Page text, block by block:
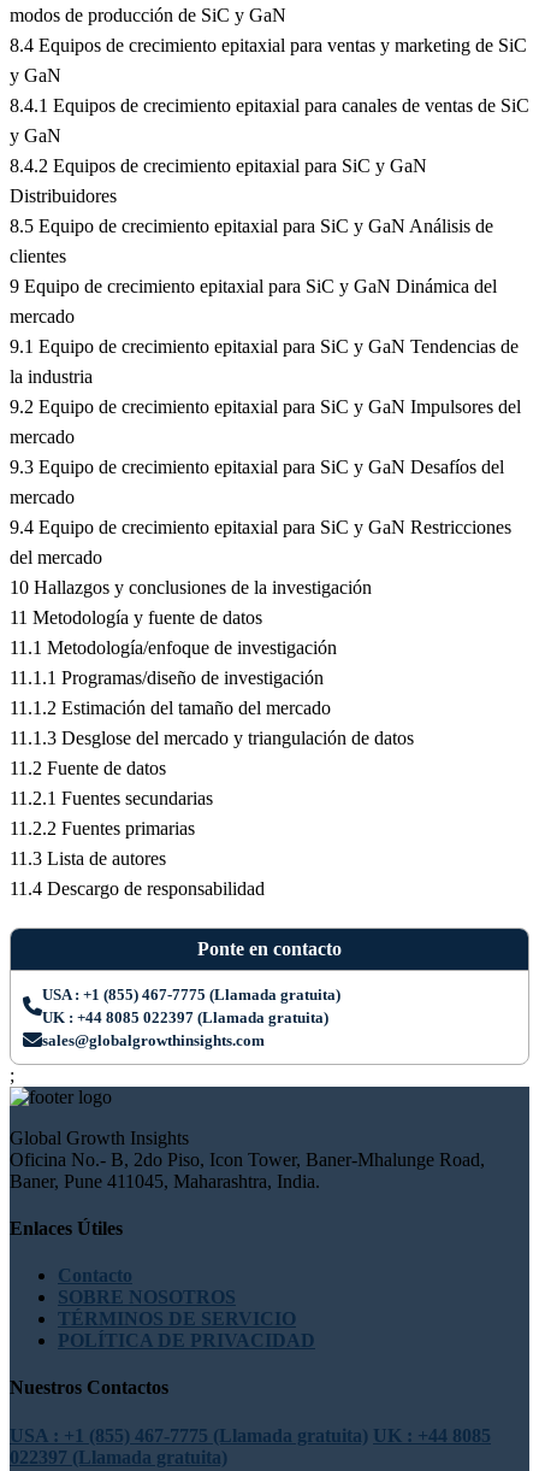
modos de producción de SiC y GaN
8.4 Equipos de crecimiento epitaxial para ventas y marketing de SiC
y GaN
8.4.1 Equipos de crecimiento epitaxial para canales de ventas de SiC
y GaN
8.4.2 Equipos de crecimiento epitaxial para SiC y GaN
Distribuidores
8.5 Equipo de crecimiento epitaxial para SiC y GaN Análisis de
clientes
9 Equipo de crecimiento epitaxial para SiC y GaN Dinámica del
mercado
9.1 Equipo de crecimiento epitaxial para SiC y GaN Tendencias de
la industria
9.2 Equipo de crecimiento epitaxial para SiC y GaN Impulsores del
mercado
9.3 Equipo de crecimiento epitaxial para SiC y GaN Desafíos del
mercado
9.4 Equipo de crecimiento epitaxial para SiC y GaN Restricciones
del mercado
10 Hallazgos y conclusiones de la investigación
11 Metodología y fuente de datos
11.1 Metodología/enfoque de investigación
11.1.1 Programas/diseño de investigación
11.1.2 Estimación del tamaño del mercado
11.1.3 Desglose del mercado y triangulación de datos
11.2 Fuente de datos
11.2.1 Fuentes secundarias
11.2.2 Fuentes primarias
11.3 Lista de autores
11.4 Descargo de responsabilidad
Ponte en contacto
USA : +1 (855) 467-7775 (Llamada gratuita)
UK : +44 8085 022397 (Llamada gratuita)
sales@globalgrowthinsights.com
;
Global Growth Insights
Oficina No.- B, 2do Piso, Icon Tower, Baner-Mhalunge Road,
Baner, Pune 411045, Maharashtra, India.
Enlaces Útiles
Contacto
SOBRE NOSOTROS
TÉRMINOS DE SERVICIO
POLÍTICA DE PRIVACIDAD
Nuestros Contactos
USA : +1 (855) 467-7775 (Llamada gratuita) UK : +44 8085
022397 (Llamada gratuita)